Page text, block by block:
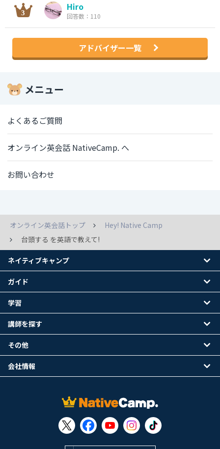
Hiro
回答数：110
アドバイザー一覧
メニュー
よくあるご質問
オンライン英会話 NativeCamp. へ
お問い合わせ
オンライン英会話トップ
Hey! Native Camp
台頭する を英語で教えて!
ネイティブキャンプ
ガイド
学習
講師を探す
その他
会社情報